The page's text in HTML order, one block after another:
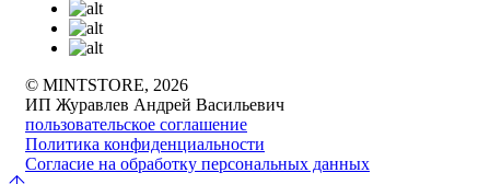
© MINTSTORE, 2026
ИП Журавлев Андрей Васильевич
пользовательское соглашение
Политика конфиденциальности
Согласие на обработку персональных данных